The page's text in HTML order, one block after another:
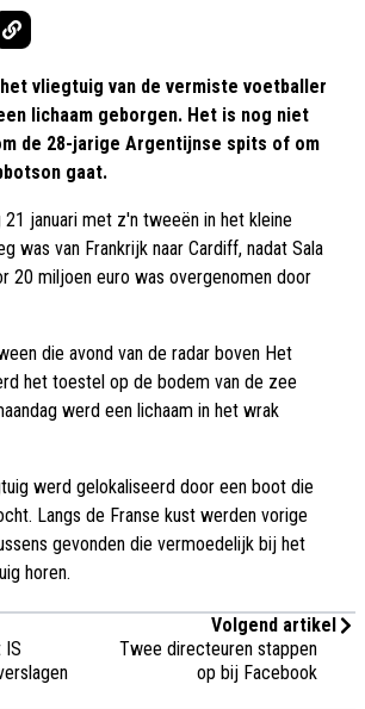
vliegtuig van de vermiste voetballer
lichaam geborgen. Het is nog niet
de 28-jarige Argentijnse spits of om
gaat.
21 januari met z'n tweeën in het kleine
was van Frankrijk naar Cardiff, nadat Sala
20 miljoen euro was overgenomen door
die avond van de radar boven Het
het toestel op de bodem van de zee
werd een lichaam in het wrak
werd gelokaliseerd door een boot die
Langs de Franse kust werden vorige
gevonden die vermoedelijk bij het
horen.
IS
Volgend artikel
Twee directeuren stappen
op bij Facebook